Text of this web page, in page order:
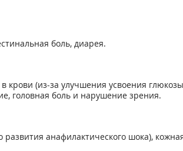
боль, диарея.
(из-за улучшения усвоения
головная боль и нарушение зрения.
анафилактического шока),